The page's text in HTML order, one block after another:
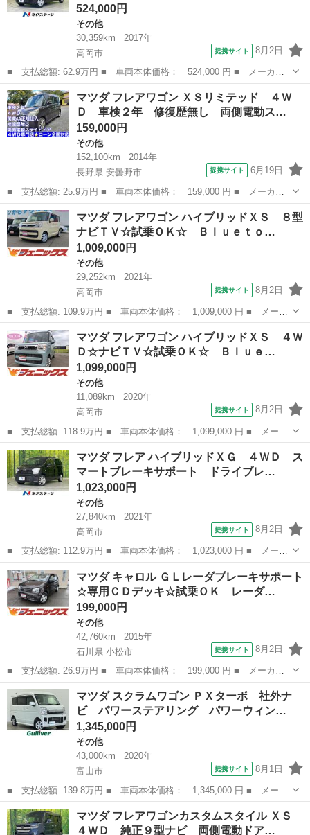
524,000円
その他
30,359km
2017年
高岡市
提携サイト 8月2日
■ 支払総額: 62.9万円 ■ 車両本体価格： 524,000 円 ■ メーカー
名： マツダ ■ 車種名： キャロル ■ グレード名： ＧＳ レー
ダーブレーキサポート シートヒーター ＣＤプレーヤー エアコ
ン リモコンキ...
富山 高岡市 その他
マツダ フレアワゴン ＸＳリミテッド ４Ｗ
Ｄ 車検２年 修復歴無し 両側電動ス…
159,000円
その他
152,100km
2014年
長野県 安曇野市
提携サイト 6月19日
■ 支払総額: 25.9万円 ■ 車両本体価格： 159,000 円 ■ メーカー
名： マツダ ■ 車種名： フレアワゴン ■ グレード名： ＸＳリ
ミテッド ４ＷＤ 車検２年 修復歴無し 両側電動スライドドア
シートヒータ...
長野 安曇野市 その他
マツダ フレアワゴン ハイブリッドＸＳ ８型
ナビＴＶ☆試乗ＯＫ☆ Ｂｌｕｅｔｏ…
1,009,000円
その他
29,252km
2021年
高岡市
提携サイト 8月2日
■ 支払総額: 109.9万円 ■ 車両本体価格： 1,009,000 円 ■ メーカ
ー名： マツダ ■ 車種名： フレアワゴン ■ グレード名： ハイ
ブリッドＸＳ ８型ナビＴＶ☆試乗ＯＫ☆ Ｂｌｕｅｔｏｏｔｈ☆全
方位カメ...
富山 高岡市 その他
マツダ フレアワゴン ハイブリッドＸＳ ４Ｗ
Ｄ☆ナビＴＶ☆試乗ＯＫ☆ Ｂｌｕｅ…
1,099,000円
その他
11,089km
2020年
高岡市
提携サイト 8月2日
■ 支払総額: 118.9万円 ■ 車両本体価格： 1,099,000 円 ■ メーカ
ー名： マツダ ■ 車種名： フレアワゴン ■ グレード名： ハイ
ブリッドＸＳ ４ＷＤ☆ナビＴＶ☆試乗ＯＫ☆ Ｂｌｕｅｔｏｏｔｈ
☆全方位...
富山 高岡市 その他
マツダ フレア ハイブリッドＸＧ ４ＷＤ ス
マートブレーキサポート ドライブレ…
1,023,000円
その他
27,840km
2021年
高岡市
提携サイト 8月2日
■ 支払総額: 112.9万円 ■ 車両本体価格： 1,023,000 円 ■ メーカ
ー名： マツダ ■ 車種名： フレア ■ グレード名： ハイブリッ
ドＸＧ ４ＷＤ スマートブレーキサポート ドライブレコーダー
オートマ...
富山 高岡市 その他
マツダ キャロル ＧＬレーダブレーキサポート
☆専用ＣＤデッキ☆試乗ＯＫ レーダ…
199,000円
その他
42,760km
2015年
石川県 小松市
提携サイト 8月2日
■ 支払総額: 26.9万円 ■ 車両本体価格： 199,000 円 ■ メーカー
名： マツダ ■ 車種名： キャロル ■ グレード名： ＧＬレーダ
ブレーキサポート☆専用ＣＤデッキ☆試乗ＯＫ レーダブレーキサポ
ート☆専用Ｃ...
石川 小松市 その他
マツダ スクラムワゴン ＰＸターボ 社外ナ
ビ パワーステアリング パワーウィン…
1,345,000円
その他
43,000km
2020年
富山市
提携サイト 8月1日
■ 支払総額: 139.8万円 ■ 車両本体価格： 1,345,000 円 ■ メーカ
ー名： マツダ ■ 車種名： スクラムワゴン ■ グレード名： Ｐ
Ｘターボ 社外ナビ パワーステアリング パワーウィンドウ スマ
ートキー...
富山 富山市 その他
マツダ フレアワゴンカスタムスタイル ＸＳ
４ＷＤ 純正９型ナビ 両側電動ドア…